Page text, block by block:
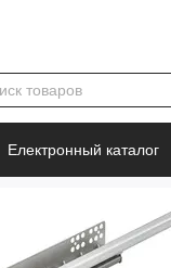
Електронный каталог